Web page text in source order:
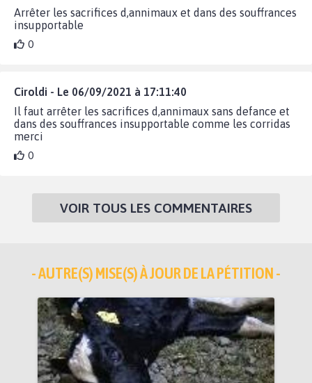
Arrêter les sacrifices d,annimaux et dans des souffrances
insupportable
0
Ciroldi - Le 06/09/2021 à 17:11:40
Il faut arrêter les sacrifices d,annimaux sans defance et
dans des souffrances insupportable comme les corridas
merci
0
VOIR TOUS LES COMMENTAIRES
- AUTRE(S) MISE(S) À JOUR DE LA PÉTITION -